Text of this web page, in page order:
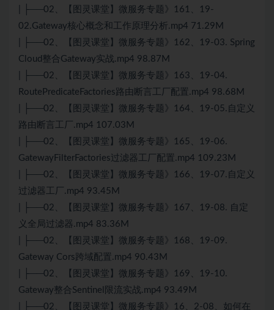
| ├──02、【图灵课堂】微服务专题》161、19-
02.Gateway核心概念和工作原理分析.mp4 71.29M
| ├──02、【图灵课堂】微服务专题》162、19-03. Spring
Cloud整合Gateway实战.mp4 98.87M
| ├──02、【图灵课堂】微服务专题》163、19-04.
RoutePredicateFactories路由断言工厂配置.mp4 98.68M
| ├──02、【图灵课堂】微服务专题》164、19-05.自定义
路由断言工厂.mp4 107.03M
| ├──02、【图灵课堂】微服务专题》165、19-06.
GatewayFilterFactories过滤器工厂配置.mp4 109.23M
| ├──02、【图灵课堂】微服务专题》166、19-07.自定义
过滤器工厂.mp4 93.45M
| ├──02、【图灵课堂】微服务专题》167、19-08. 自定
义全局过滤器.mp4 83.36M
| ├──02、【图灵课堂】微服务专题》168、19-09.
Gateway Cors跨域配置.mp4 90.43M
| ├──02、【图灵课堂】微服务专题》169、19-10.
Gateway整合Sentinel限流实战.mp4 93.49M
| ├──02、【图灵课堂】微服务专题》16、2-08、如何在